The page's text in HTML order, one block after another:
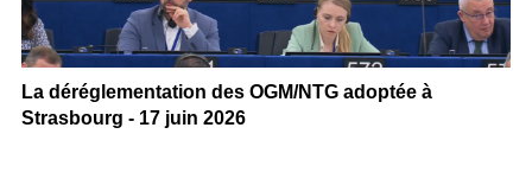
La déréglementation des OGM/NTG adoptée à
Strasbourg - 17 juin 2026